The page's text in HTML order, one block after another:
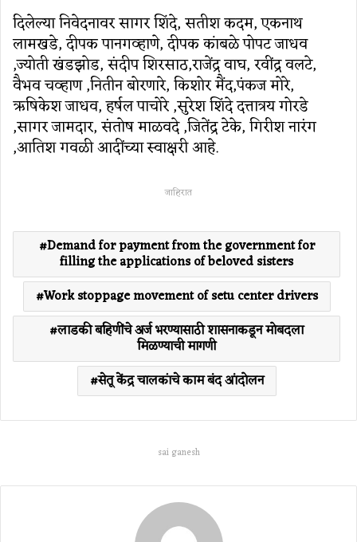
दिलेल्या निवेदनावर सागर शिंदे, सतीश कदम, एकनाथ
लामखडे, दीपक पानगव्हाणे, दीपक कांबळे पोपट जाधव
,ज्योती खंडझोड, संदीप शिरसाठ,राजेंद्र वाघ, रवींद्र वलटे,
वैभव चव्हाण ,नितीन बोरणारे, किशोर मैंद,पंकज मोरे,
ऋषिकेश जाधव, हर्षल पाचोरे ,सुरेश शिंदे दत्तात्रय गोरडे
,सागर जामदार, संतोष माळवदे ,जितेंद्र टेके, गिरीश नारंग
,आतिश गवळी आदींच्या स्वाक्षरी आहे.
जाहिरात
Demand for payment from the government for
filling the applications of beloved sisters
Work stoppage movement of setu center drivers
लाडकी बहिणींचे अर्ज भरण्यासाठी शासनाकडून मोबदला
मिळण्याची मागणी
सेतू केंद्र चालकांचे काम बंद आंदोलन
sai ganesh